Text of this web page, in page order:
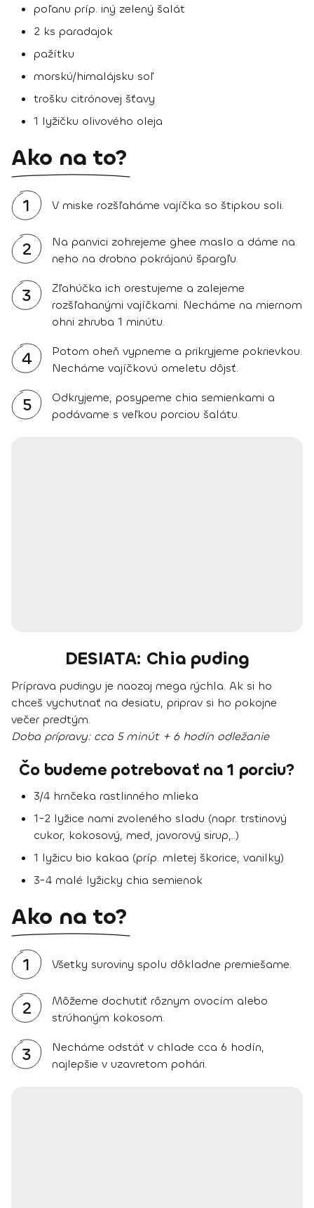
poľanu príp. iný zelený šalát
2 ks paradajok
pažítku
morskú/himalájsku soľ
trošku citrónovej šťavy
1 lyžičku olivového oleja
Ako na to?
1 V miske rozšľaháme vajíčka so štipkou soli.
2
Na panvici zohrejeme ghee maslo a dáme na
neho na drobno pokrájanú špargľu.
3
Zľahúčka ich orestujeme a zalejeme
rozšľahanými vajíčkami. Necháme na miernom
ohni zhruba 1 minútu.
4
Potom oheň vypneme a prikryjeme pokrievkou.
Necháme vajíčkovú omeletu dôjsť.
5
Odkryjeme, posypeme chia semienkami a
podávame s veľkou porciou šalátu.
DESIATA: Chia puding
Príprava pudingu je naozaj mega rýchla. Ak si ho
chceš vychutnať na desiatu, priprav si ho pokojne
večer predtým.
Doba prípravy: cca 5 minút + 6 hodín odležanie
Čo budeme potrebovať na 1 porciu?
3/4 hrnčeka rastlinného mlieka
1-2 lyžice nami zvoleného sladu (napr. trstinový
cukor, kokosový, med, javorový sirup,..)
1 lyžicu bio kakaa (príp. mletej škorice, vanilky)
3-4 malé lyžicky chia semienok
Ako na to?
1 Všetky suroviny spolu dôkladne premiešame.
2
Môžeme dochutiť rôznym ovocím alebo
strúhaným kokosom.
3
Necháme odstáť v chlade cca 6 hodín,
najlepšie v uzavretom pohári.